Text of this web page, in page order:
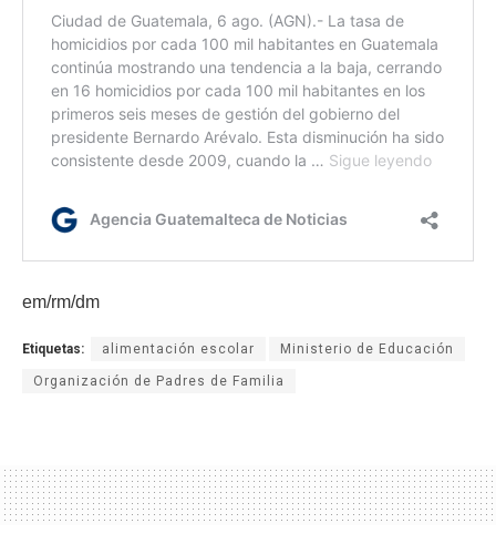
em/rm/dm
Etiquetas: alimentación escolar Ministerio de Educación
Organización de Padres de Familia